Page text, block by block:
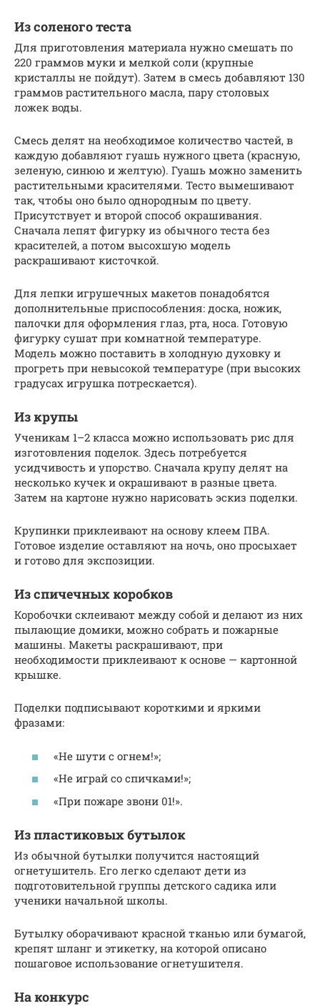
Из соленого теста
Для приготовления материала нужно смешать по
220 граммов муки и мелкой соли (крупные
кристаллы не пойдут). Затем в смесь добавляют 130
граммов растительного масла, пару столовых
ложек воды.
Смесь делят на необходимое количество частей, в
каждую добавляют гуашь нужного цвета (красную,
зеленую, синюю и желтую). Гуашь можно заменить
растительными красителями. Тесто вымешивают
так, чтобы оно было однородным по цвету.
Присутствует и второй способ окрашивания.
Сначала лепят фигурку из обычного теста без
красителей, а потом высохшую модель
раскрашивают кисточкой.
Для лепки игрушечных макетов понадобятся
дополнительные приспособления: доска, ножик,
палочки для оформления глаз, рта, носа. Готовую
фигурку сушат при комнатной температуре.
Модель можно поставить в холодную духовку и
прогреть при невысокой температуре (при высоких
градусах игрушка потрескается).
Из крупы
Ученикам 1–2 класса можно использовать рис для
изготовления поделок. Здесь потребуется
усидчивость и упорство. Сначала крупу делят на
несколько кучек и окрашивают в разные цвета.
Затем на картоне нужно нарисовать эскиз поделки.
Крупинки приклеивают на основу клеем ПВА.
Готовое изделие оставляют на ночь, оно просыхает
и готово для экспозиции.
Из спичечных коробков
Коробочки склеивают между собой и делают из них
пылающие домики, можно собрать и пожарные
машины. Макеты раскрашивают, при
необходимости приклеивают к основе — картонной
крышке.
Поделки подписывают короткими и яркими
фразами:
«Не шути с огнем!»;
«Не играй со спичками!»;
«При пожаре звони 01!».
Из пластиковых бутылок
Из обычной бутылки получится настоящий
огнетушитель. Его легко сделают дети из
подготовительной группы детского садика или
ученики начальной школы.
Бутылку оборачивают красной тканью или бумагой,
крепят шланг и этикетку, на которой описано
пошаговое использование огнетушителя.
На конкурс